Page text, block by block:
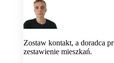
Zostaw kontakt, a doradca
zestawienie mieszkań.